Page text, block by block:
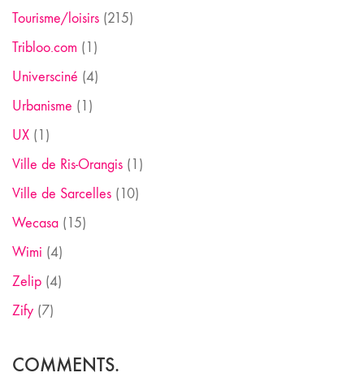
Tourisme/loisirs (215)
Tribloo.com (1)
Universciné (4)
Urbanisme (1)
UX (1)
Ville de Ris-Orangis (1)
Ville de Sarcelles (10)
Wecasa (15)
Wimi (4)
Zelip (4)
Zify (7)
COMMENTS.